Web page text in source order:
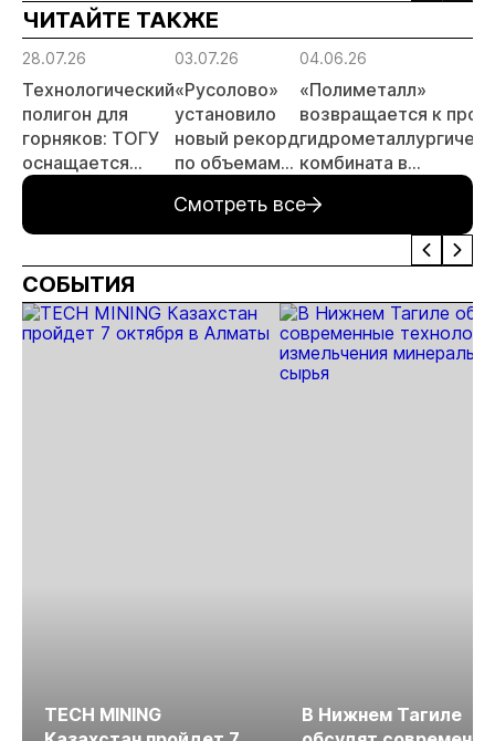
ЧИТАЙТЕ ТАКЖЕ
28.07.26
Технологический
полигон для
горняков: ТОГУ
оснащается
современным
отечественного
производства
03.07.26
«Русолово»
установило
новый рекорд
по объемам
04.06.26
«Полиметалл»
возвращается к
комбината в
Смотреть все
СОБЫТИЯ
TECH MINING
В Нижнем Тагиле